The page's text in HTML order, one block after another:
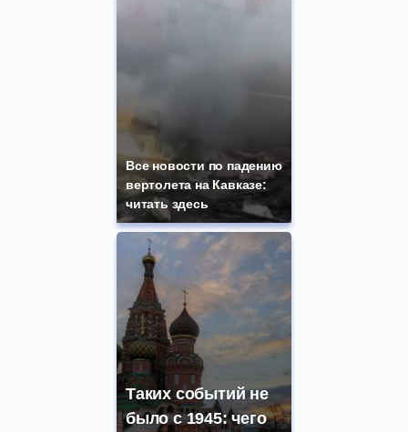
Все новости по падению
вертолета на Кавказе:
читать здесь
Таких событий не
было с 1945: чего